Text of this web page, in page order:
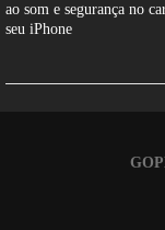
ao som e segurança no
seu iPhone